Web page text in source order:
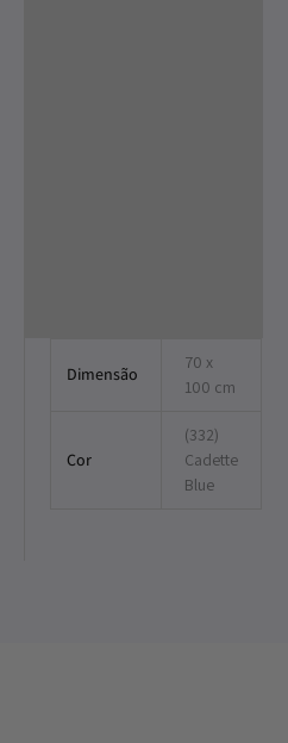
Dimensão
70 x
100 cm
Cor
(332)
Cadette
Blue